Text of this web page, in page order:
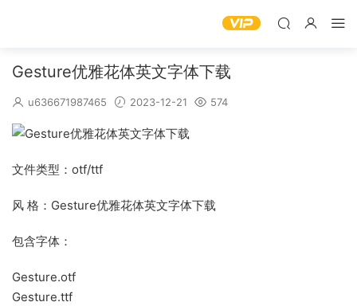
Gesture优雅花体英文字体下载
u636671987465 2023-12-21 574
文件类型：otf/ttf
风 格：Gesture优雅花体英文字体下载
包含字体：
Gesture.otf
Gesture.ttf